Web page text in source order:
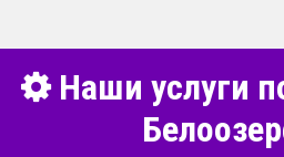
Наши услуги